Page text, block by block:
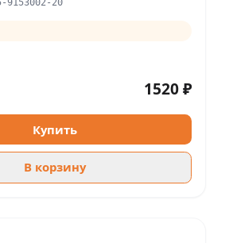
1520 ₽
Купить
В корзину